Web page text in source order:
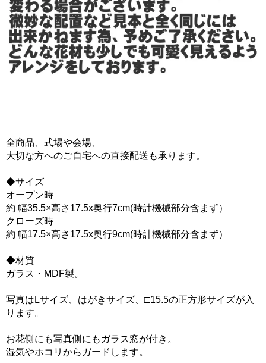
全商品、式場や会場、
大切な方へのご自宅への直接配送も承ります。
◆サイズ
オープン時
約 幅35.5×高さ17.5x奥行7cm(時計機械部分含まず）
クローズ時
約 幅17.5×高さ17.5x奥行9cm(時計機械部分含まず）
◆材質
ガラス・MDF製。
写真はLサイズ、はがきサイズ、□15.5の正方形サイズが入
ります。
お花側にも写真側にもガラス窓が付き。
湿気やホコリからガードします。